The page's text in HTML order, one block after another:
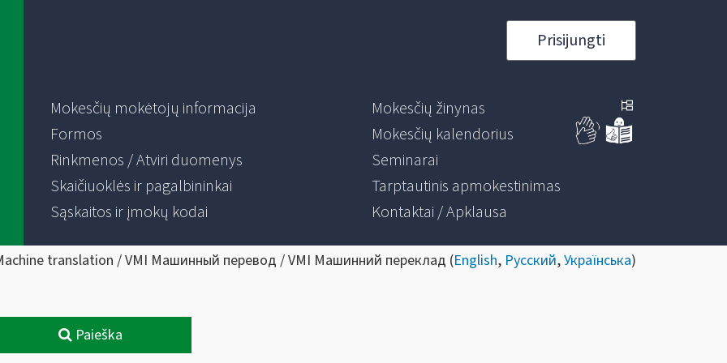
Prisijungti
Mokesčių mokėtojų informacija
Formos
Rinkmenos / Atviri duomenys
Skaičiuoklės ir pagalbininkai
Sąskaitos ir įmokų kodai
Mokesčių žinynas
Mokesčių kalendorius
Seminarai
Tarptautinis apmokestinimas
Kontaktai / Apklausa
translation / VMI Машинный перевод / VMI Машинний переклад (English, Русский,Українська)
Paieška